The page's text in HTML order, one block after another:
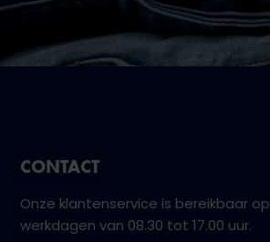
CONTACT
Onze klantenservice is bereikbaar op
werkdagen van 08.30 tot 17.00 uur.